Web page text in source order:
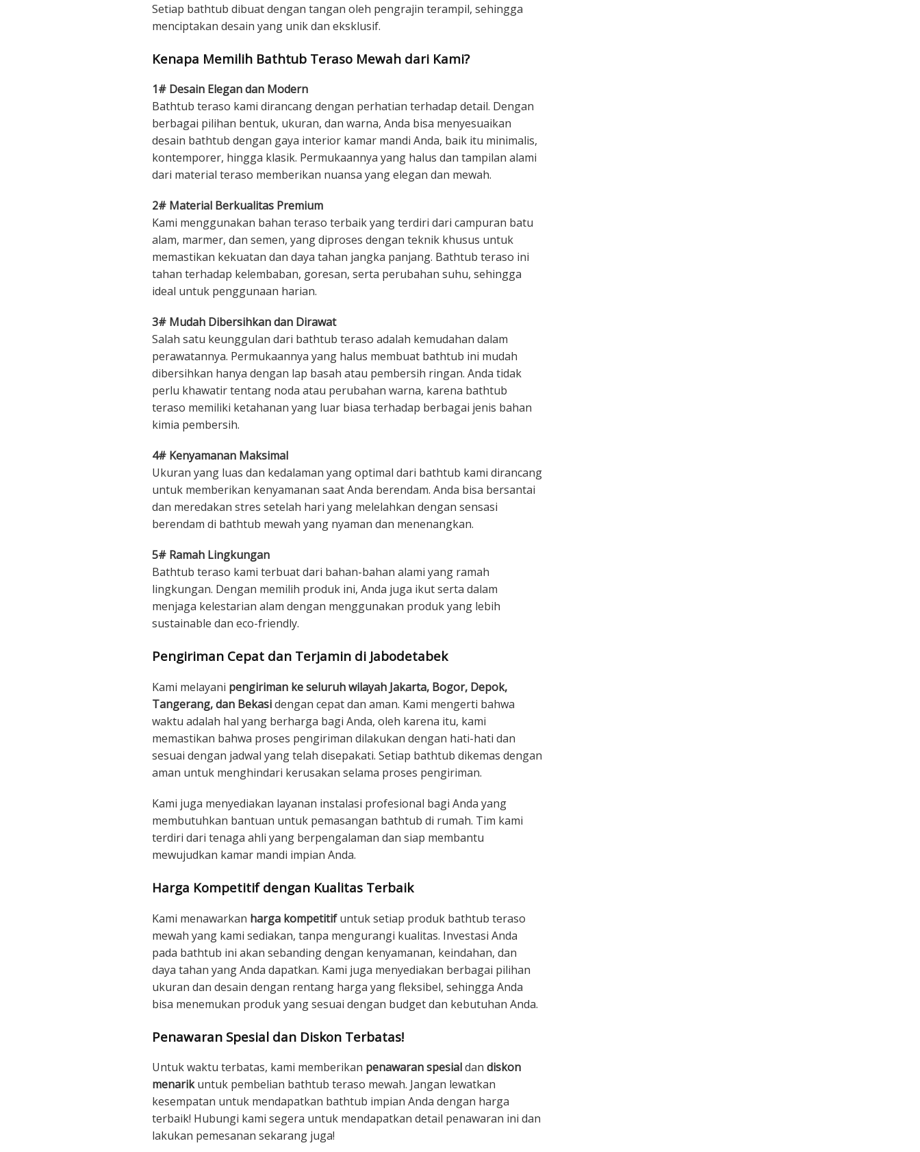
Setiap bathtub dibuat dengan tangan oleh pengrajin terampil, sehingga
menciptakan desain yang unik dan eksklusif.
Kenapa Memilih Bathtub Teraso Mewah dari Kami?
1# Desain Elegan dan Modern
Bathtub teraso kami dirancang dengan perhatian terhadap detail. Dengan
berbagai pilihan bentuk, ukuran, dan warna, Anda bisa menyesuaikan
desain bathtub dengan gaya interior kamar mandi Anda, baik itu minimalis,
kontemporer, hingga klasik. Permukaannya yang halus dan tampilan alami
dari material teraso memberikan nuansa yang elegan dan mewah.
2# Material Berkualitas Premium
Kami menggunakan bahan teraso terbaik yang terdiri dari campuran batu
alam, marmer, dan semen, yang diproses dengan teknik khusus untuk
memastikan kekuatan dan daya tahan jangka panjang. Bathtub teraso ini
tahan terhadap kelembaban, goresan, serta perubahan suhu, sehingga
ideal untuk penggunaan harian.
3# Mudah Dibersihkan dan Dirawat
Salah satu keunggulan dari bathtub teraso adalah kemudahan dalam
perawatannya. Permukaannya yang halus membuat bathtub ini mudah
dibersihkan hanya dengan lap basah atau pembersih ringan. Anda tidak
perlu khawatir tentang noda atau perubahan warna, karena bathtub
teraso memiliki ketahanan yang luar biasa terhadap berbagai jenis bahan
kimia pembersih.
4# Kenyamanan Maksimal
Ukuran yang luas dan kedalaman yang optimal dari bathtub kami dirancang
untuk memberikan kenyamanan saat Anda berendam. Anda bisa bersantai
dan meredakan stres setelah hari yang melelahkan dengan sensasi
berendam di bathtub mewah yang nyaman dan menenangkan.
5# Ramah Lingkungan
Bathtub teraso kami terbuat dari bahan-bahan alami yang ramah
lingkungan. Dengan memilih produk ini, Anda juga ikut serta dalam
menjaga kelestarian alam dengan menggunakan produk yang lebih
sustainable dan eco-friendly.
Pengiriman Cepat dan Terjamin di Jabodetabek
Kami melayani pengiriman ke seluruh wilayah Jakarta, Bogor, Depok,
Tangerang, dan Bekasidengan cepat dan aman. Kami mengerti bahwa
waktu adalah hal yang berharga bagi Anda, oleh karena itu, kami
memastikan bahwa proses pengiriman dilakukan dengan hati-hati dan
sesuai dengan jadwal yang telah disepakati. Setiap bathtub dikemas dengan
aman untuk menghindari kerusakan selama proses pengiriman.
Kami juga menyediakan layanan instalasi profesional bagi Anda yang
membutuhkan bantuan untuk pemasangan bathtub di rumah. Tim kami
terdiri dari tenaga ahli yang berpengalaman dan siap membantu
mewujudkan kamar mandi impian Anda.
Harga Kompetitif dengan Kualitas Terbaik
Kami menawarkan harga kompetitifuntuk setiap produk bathtub teraso
mewah yang kami sediakan, tanpa mengurangi kualitas. Investasi Anda
pada bathtub ini akan sebanding dengan kenyamanan, keindahan, dan
daya tahan yang Anda dapatkan. Kami juga menyediakan berbagai pilihan
ukuran dan desain dengan rentang harga yang fleksibel, sehingga Anda
bisa menemukan produk yang sesuai dengan budget dan kebutuhan Anda.
Penawaran Spesial dan Diskon Terbatas!
Untuk waktu terbatas, kami memberikan penawaran spesialdan diskon
menarikuntuk pembelian bathtub teraso mewah. Jangan lewatkan
kesempatan untuk mendapatkan bathtub impian Anda dengan harga
terbaik! Hubungi kami segera untuk mendapatkan detail penawaran ini dan
lakukan pemesanan sekarang juga!